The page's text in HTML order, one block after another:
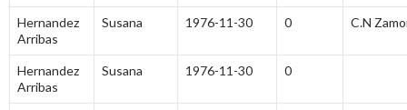
Hernandez
Arribas
Susana 1976-11-30 0 C.N
Hernandez
Arribas
Susana 1976-11-30 0